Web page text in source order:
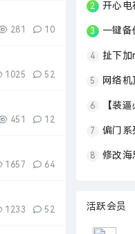
281 10
1025 52
451 12
1657 64
1233 52
2 开心电
3 一键备份原
4 扯下加root
5 网络
6 【装逼必
7 偏门系列
8 修改海
活跃会员